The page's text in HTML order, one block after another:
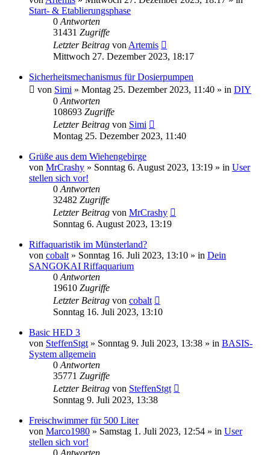
Start- & Etablierungsphase
0 Antworten
31431 Zugriffe
Letzter Beitrag von Artemis
Mittwoch 27. Dezember 2023, 18:17
Sicherheitsmechanismus für Dosierpumpen
von Simi » Montag 25. Dezember 2023, 11:40 » in DIY
0 Antworten
108693 Zugriffe
Letzter Beitrag von Simi
Montag 25. Dezember 2023, 11:40
Grüße aus dem Wiehengebirge
von MrCrashy » Sonntag 6. August 2023, 13:19 » in User
stellen sich vor!
0 Antworten
32482 Zugriffe
Letzter Beitrag von MrCrashy
Sonntag 6. August 2023, 13:19
Riffaquaristik im Münsterland?
von cobalt » Sonntag 16. Juli 2023, 13:10 » in Dein
SANGOKAI Riffaquarium
0 Antworten
19610 Zugriffe
Letzter Beitrag von cobalt
Sonntag 16. Juli 2023, 13:10
Basic HED 3
von SteffenStgt » Sonntag 9. Juli 2023, 13:38 » in BASIS-
System allgemein
0 Antworten
35771 Zugriffe
Letzter Beitrag von SteffenStgt
Sonntag 9. Juli 2023, 13:38
Freischwimmer für 500 Liter
von Marco1980 » Samstag 1. Juli 2023, 12:54 » in User
stellen sich vor!
0 Antworten